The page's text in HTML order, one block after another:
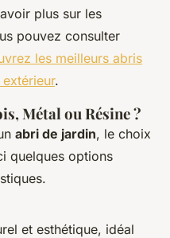
plus sur les
pouvez consulter
les meilleurs abris
.
Métal ou Résine ?
abri de jardin, le choix
quelques options
et esthétique, idéal